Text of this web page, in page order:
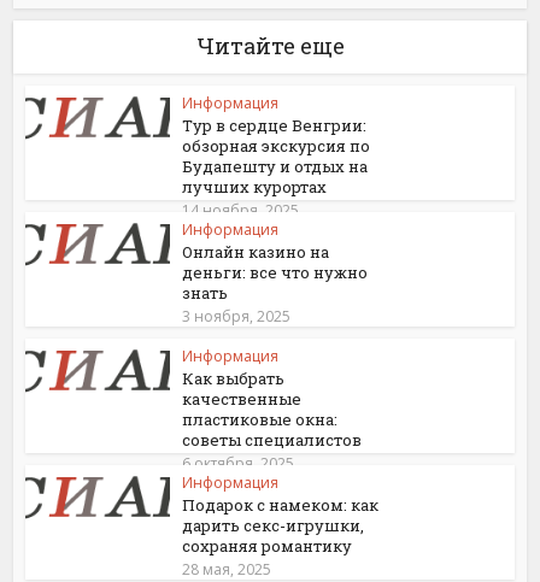
Читайте еще
Информация
Тур в сердце Венгрии:
обзорная экскурсия по
Будапешту и отдых на
лучших курортах
14 ноября, 2025
Информация
Онлайн казино на
деньги: все что нужно
знать
3 ноября, 2025
Информация
Как выбрать
качественные
пластиковые окна:
советы специалистов
6 октября, 2025
Информация
Подарок с намеком: как
дарить секс-игрушки,
сохраняя романтику
28 мая, 2025